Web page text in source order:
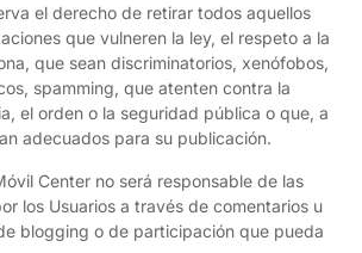
el derecho de retirar todos aquellos
que vulneren la ley, el respeto a la
que sean discriminatorios, xenófobos,
spamming, que atenten contra la
el orden o la seguridad pública o que, a
adecuados para su publicación.
Center no será responsable de las
los Usuarios a través de comentarios u
blogging o de participación que pueda